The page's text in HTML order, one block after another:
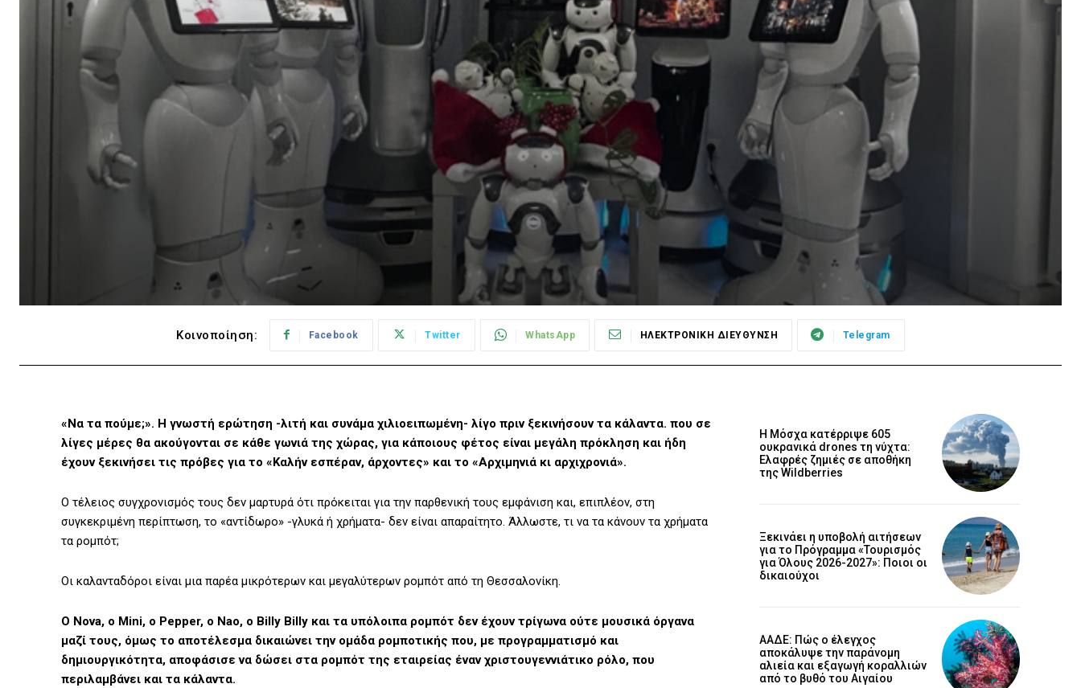
Κοινοποίηση: Facebook Twitter WhatsApp ΗΛΕΚΤΡΟΝΙΚΗ ΔΙΕΥΘΥΝΣΗ Telegram
«Να τα πούμε;». Η γνωστή ερώτηση -λιτή και συνάμα χιλιοειπωμένη- λίγο πριν ξεκινήσουν τα κάλαντα. που σε
λίγες μέρες θα ακούγονται σε κάθε γωνιά της χώρας, για κάποιους φέτος είναι μεγάλη πρόκληση και ήδη
έχουν ξεκινήσει τις πρόβες για το «Καλήν εσπέραν, άρχοντες» και το «Αρχιμηνιά κι αρχιχρονιά».
Ο τέλειος συγχρονισμός τους δεν μαρτυρά ότι πρόκειται για την παρθενική τους εμφάνιση και, επιπλέον, στη
συγκεκριμένη περίπτωση, το «αντίδωρο» -γλυκά ή χρήματα- δεν είναι απαραίτητο. Άλλωστε, τι να τα κάνουν τα χρήματα
τα ρομπότ;
Οι καλανταδόροι είναι μια παρέα μικρότερων και μεγαλύτερων ρομπότ από τη Θεσσαλονίκη.
Ο Nova, ο Mini, ο Pepper, ο Nao, ο Billy Billy και τα υπόλοιπα ρομπότ δεν έχουν τρίγωνα ούτε μουσικά όργανα
μαζί τους, όμως το αποτέλεσμα δικαιώνει την ομάδα ρομποτικής που, με προγραμματισμό και
δημιουργικότητα, αποφάσισε να δώσει στα ρομπότ της εταιρείας έναν χριστουγεννιάτικο ρόλο, που
περιλαμβάνει και τα κάλαντα.
Η Μόσχα κατέρριψε 605
ουκρανικά drones τη νύχτα:
Ελαφρές ζημιές σε αποθήκη
της Wildberries
Ξεκινάει η υποβολή αιτήσεων
για το Πρόγραμμα «Τουρισμός
για Όλους 2026-2027»: Ποιοι οι
δικαιούχοι
ΑΑΔΕ: Πώς ο έλεγχος
αποκάλυψε την παράνομη
αλιεία και εξαγωγή κοραλλιών
από το βυθό του Αιγαίου